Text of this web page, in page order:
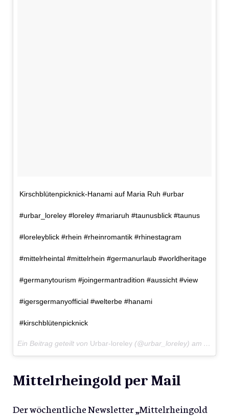
Kirschblütenpicknick-Hanami auf Maria Ruh #urbar
#urbar_loreley #loreley #mariaruh #taunusblick #taunus
#loreleyblick #rhein #rheinromantik #rhinestagram
#mittelrheintal #mittelrhein #germanurlaub #worldheritage
#germanytourism #joingermantradition #aussicht #view
#igersgermanyofficial #welterbe #hanami
#kirschblütenpicknick
Ein Beitrag geteilt von Urbar-loreley (@urbar_loreley) am Apr 8,
Mittelrheingold per Mail
Der wöchentliche Newsletter „Mittelrheingold